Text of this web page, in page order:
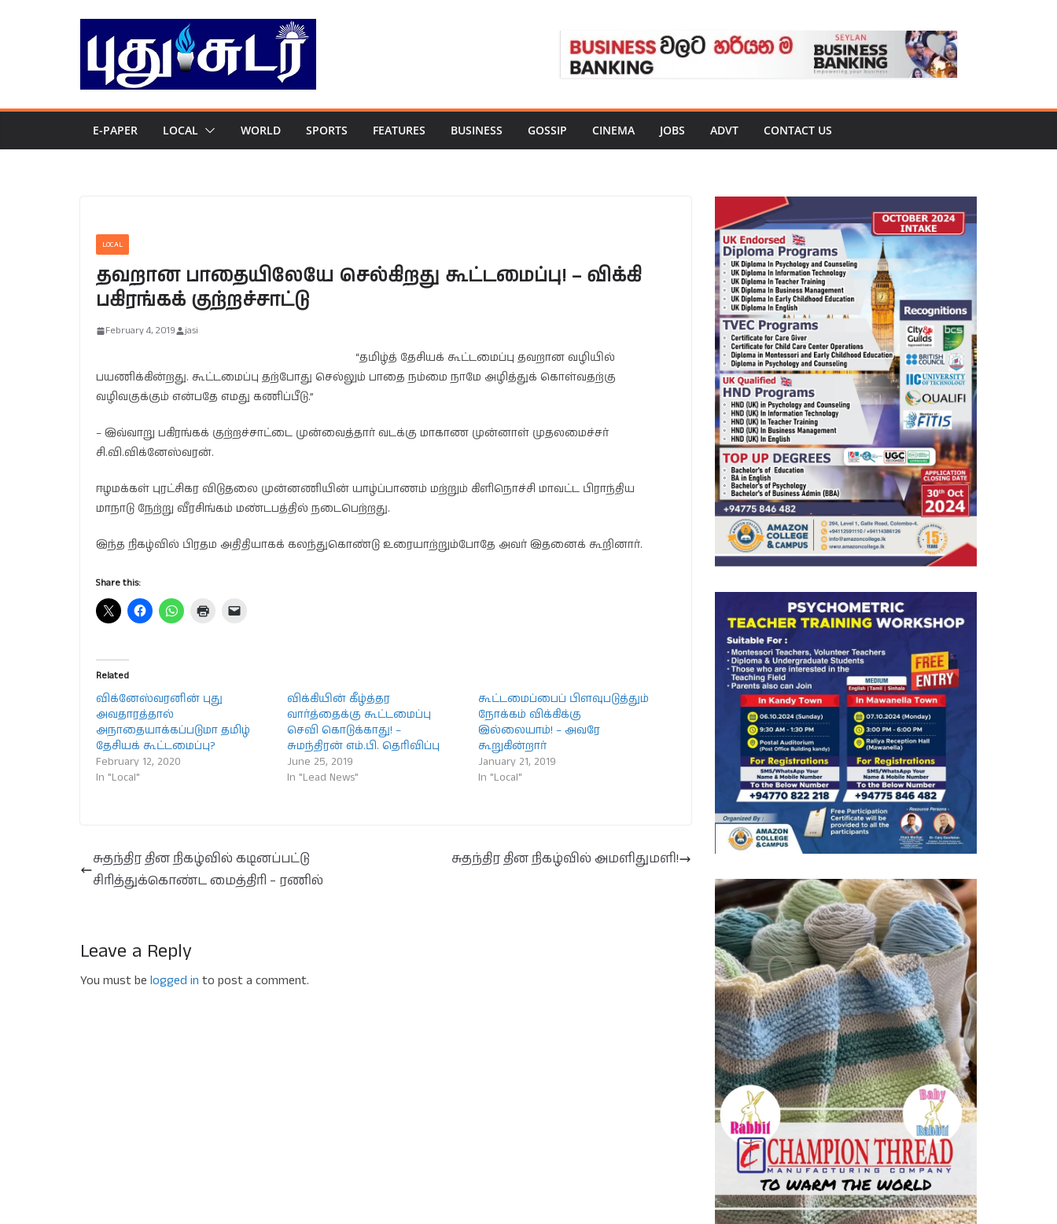
E-PAPER LOCAL WORLD SPORTS FEATURES BUSINESS GOSSIP CINEMA JOBS ADVT CONTACT US
LOCAL
தவறான பாதையிலேயே செல்கிறது கூட்டமைப்பு! – விக்கி
பகிரங்கக் குற்றச்சாட்டு
February 4, 2019 jasi
“தமிழ்த் தேசியக் கூட்டமைப்பு தவறான வழியில்
பயணிக்கின்றது. கூட்டமைப்பு தற்போது செல்லும் பாதை நம்மை நாமே அழித்துக் கொள்வதற்கு
வழிவகுக்கும் என்பதே எமது கணிப்பீடு.”
– இவ்வாறு பகிரங்கக் குற்றச்சாட்டை முன்வைத்தார் வடக்கு மாகாண முன்னாள் முதலமைச்சர்
சி.வி.விக்னேஸ்வரன்.
ஈழமக்கள் புரட்சிகர விடுதலை முன்னணியின் யாழ்ப்பாணம் மற்றும் கிளிநொச்சி மாவட்ட பிராந்திய
மாநாடு நேற்று வீரசிங்கம் மண்டபத்தில் நடைபெற்றது.
இந்த நிகழ்வில் பிரதம அதிதியாகக் கலந்துகொண்டு உரையாற்றும்போதே அவர் இதனைக் கூறினார்.
Share this:
Related
விக்னேஸ்வரனின் புது
அவதாரத்தால்
அநாதையாக்கப்படுமா தமிழ்
தேசியக் கூட்டமைப்பு?
February 12, 2020
In "Local"
விக்கியின் கீழ்த்தர
வார்த்தைக்கு கூட்டமைப்பு
செவி கொடுக்காது! –
சுமந்திரன் எம்.பி. தெரிவிப்பு
June 25, 2019
In "Lead News"
கூட்டமைப்பைப் பிளவுபடுத்தும்
நோக்கம் விக்கிக்கு
இல்லையாம்! – அவரே
கூறுகின்றார்
January 21, 2019
In "Local"
சுதந்திர தின நிகழ்வில் கடினப்பட்டு
சிரித்துக்கொண்ட மைத்திரி – ரணில்
சுதந்திர தின நிகழ்வில் அமளிதுமளி!
Leave a Reply
You must be logged in to post a comment.